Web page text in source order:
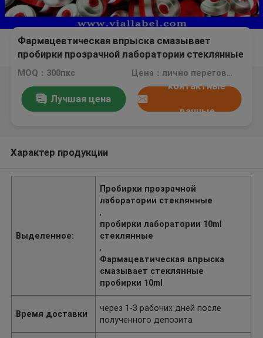
Фармацевтическая впрыска смазывает
пробирки прозрачной лаборатории стеклянные
с крышкой 10mL 300pcs/серией
MOQ：300пкс Цена：лично переговорить
Лучшая цена
контактные
данные
Характер продукции
Выделенное:
Пробирки прозрачной
лаборатории стеклянные
,
пробирки лаборатории 10ml
стеклянные
,
Фармацевтическая впрыска
смазывает стеклянные
пробирки 10ml
Время доставки
через 1-3 рабочих дней после
полученного депозита